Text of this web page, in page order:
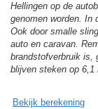
Hellingen op de
genomen worden. In
Ook door smalle
auto en caravan.
brandstofverbruik is,
blijven steken op 6,1
Bekijk berekening